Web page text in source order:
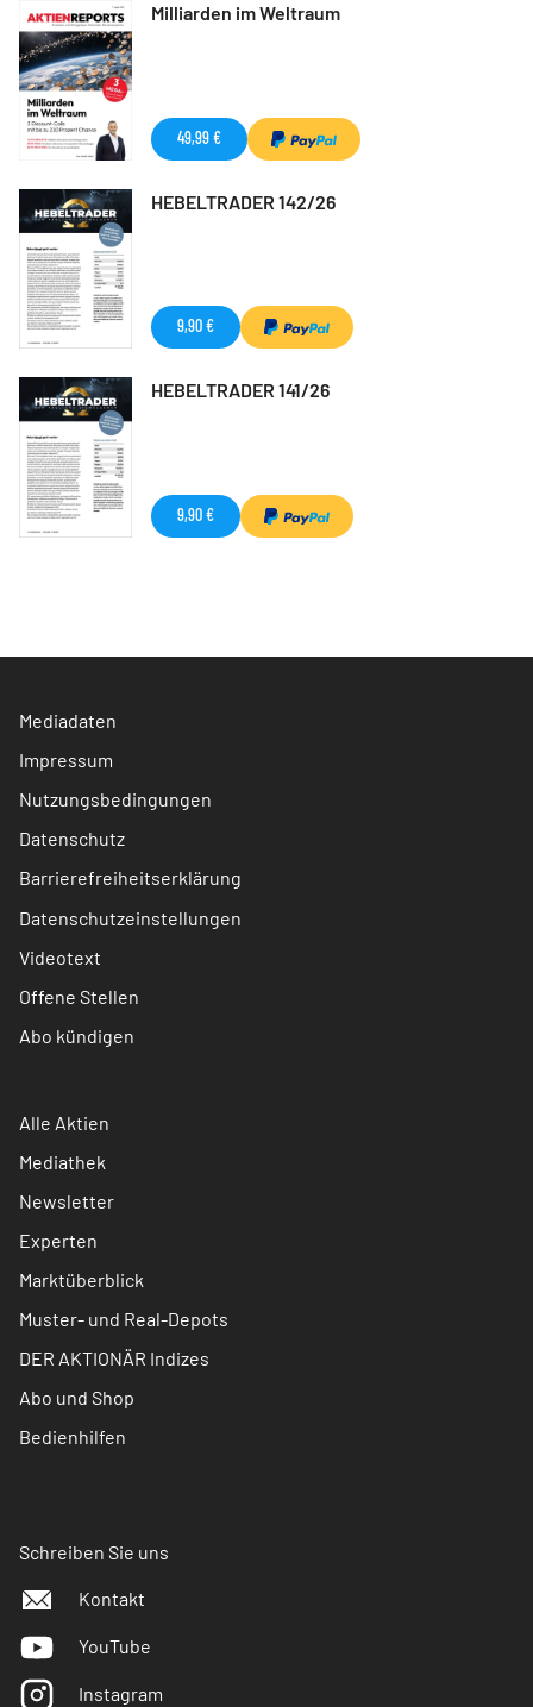
Milliarden im Weltraum
49,99 €
HEBELTRADER 142/26
9,90 €
HEBELTRADER 141/26
9,90 €
Mediadaten
Impressum
Nutzungsbedingungen
Datenschutz
Barrierefreiheitserklärung
Datenschutzeinstellungen
Videotext
Offene Stellen
Abo kündigen
Alle Aktien
Mediathek
Newsletter
Experten
Marktüberblick
Muster- und Real-Depots
DER AKTIONÄR Indizes
Abo und Shop
Bedienhilfen
Schreiben Sie uns
Kontakt
YouTube
Instagram